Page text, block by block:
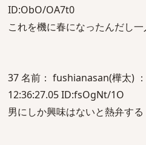
ID:ObO/OA7t0
これを機に春になったんだし
37 名前： fushianasan(樺太)
12:36:27.05 ID:fsOgNt/1O
男にしか興味はないと熱弁する